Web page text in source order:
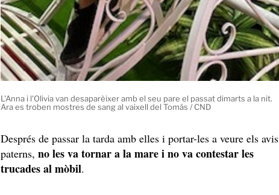
L'Anna i l'Olivia van desaparèixer amb el seu pare el passat dimarts a la nit.
Ara es troben mostres de sang al vaixell del Tomás / CND
Després de passar la tarda amb elles i portar-les a veure els avis
paterns, no les va tornar a la mare i no va contestar les
trucades al mòbil.